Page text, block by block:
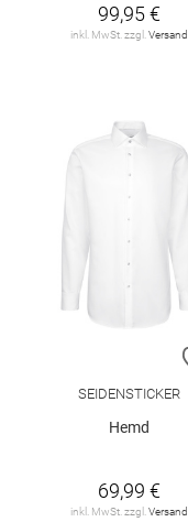
99,95 €
inkl. MwSt. zzgl. Versand
SEIDENSTICKER
Hemd
69,99 €
inkl. MwSt. zzgl. Versand